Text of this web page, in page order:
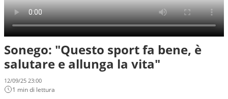
Sonego: "Questo sport fa bene, è
salutare e allunga la vita"
12/09/25 23:00
1 min di lettura